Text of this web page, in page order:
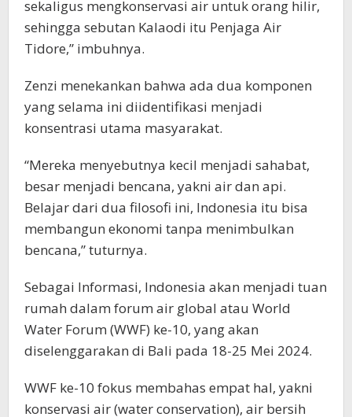
sekaligus mengkonservasi air untuk orang hilir,
sehingga sebutan Kalaodi itu Penjaga Air
Tidore,” imbuhnya.
Zenzi menekankan bahwa ada dua komponen
yang selama ini diidentifikasi menjadi
konsentrasi utama masyarakat.
“Mereka menyebutnya kecil menjadi sahabat,
besar menjadi bencana, yakni air dan api.
Belajar dari dua filosofi ini, Indonesia itu bisa
membangun ekonomi tanpa menimbulkan
bencana,” tuturnya.
Sebagai Informasi, Indonesia akan menjadi tuan
rumah dalam forum air global atau World
Water Forum (WWF) ke-10, yang akan
diselenggarakan di Bali pada 18-25 Mei 2024.
WWF ke-10 fokus membahas empat hal, yakni
konservasi air (water conservation), air bersih